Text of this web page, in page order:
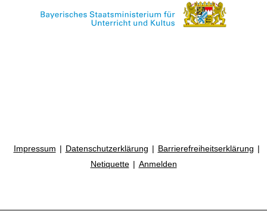
Impressum Datenschutzerklärung
Barrierefreiheitserklärung
Netiquette
Anmelden